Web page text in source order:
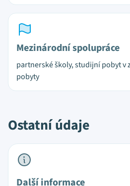
Mezinárodní spolupráce
partnerské školy, studijní pobyt v
pobyty
Ostatní údaje
Další informace